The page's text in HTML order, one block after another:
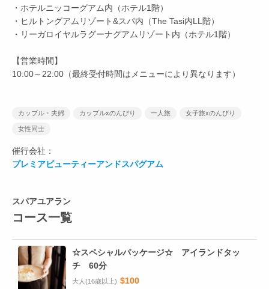
・ホテルニッコーグアム内（ホテル1階）
・ヒルトングアムリゾート&スパ内（The Tasi内LL階）
・リーガロイヤルラグーナグアムリゾート内（ホテル1階）
【営業時間】
10:00～22:00（最終受付時間はメニューにより異なります）
カップル・夫婦 カップルxのんびり 一人旅 女子旅xのんびり
女性同士
催行会社：
プレミアビューティーアンドスパグアム
スパアユアラン
コース一覧
☆スペシャルパッケージ☆ アイランドタッ
チ 60分
大人(16歳以上) $100